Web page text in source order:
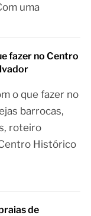
uma
fazer no Centro
o que fazer no
barrocas,
roteiro
Histórico
de